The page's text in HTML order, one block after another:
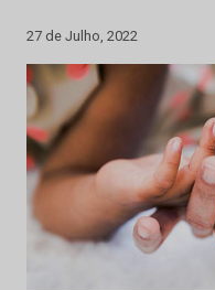
27 de Julho, 2022